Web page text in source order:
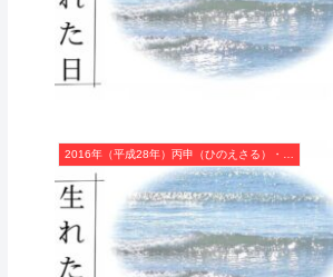
2016年（平成28年）丙申（ひのえさる）・申年（さる年）カレンダー（月曜はじまり）